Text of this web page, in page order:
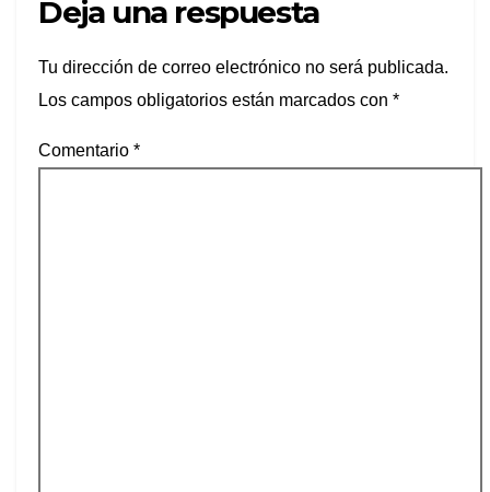
Deja una respuesta
Tu dirección de correo electrónico no será publicada.
Los campos obligatorios están marcados con *
Comentario *